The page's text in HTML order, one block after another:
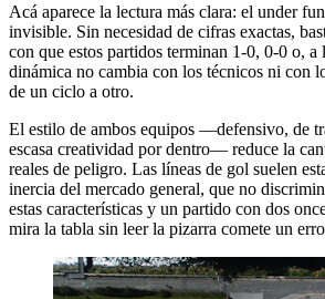
Acá aparece la lectura más clara: el under
invisible. Sin necesidad de cifras exactas,
con que estos partidos terminan 1-0, 0-0 o, a
dinámica no cambia con los técnicos ni con
de un ciclo a otro.
El estilo de ambos equipos —defensivo, de
escasa creatividad por dentro— reduce la
reales de peligro. Las líneas de gol suelen
inercia del mercado general, que no
estas características y un partido con dos
mira la tabla sin leer la pizarra comete un